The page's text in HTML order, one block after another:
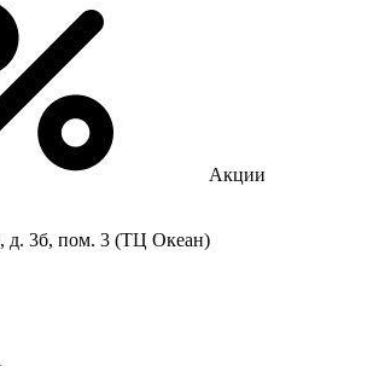
Акции
д. 3б, пом. 3 (ТЦ Океан)